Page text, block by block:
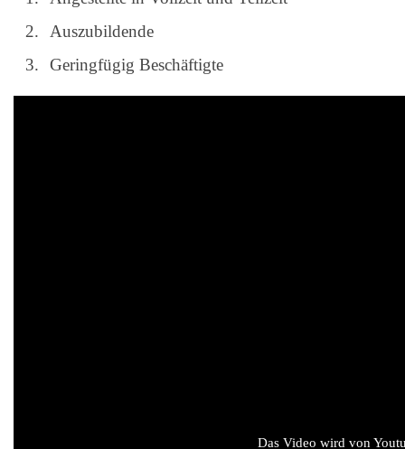
Auszubildende
Geringfügig Beschäftigte
Das Video wird von